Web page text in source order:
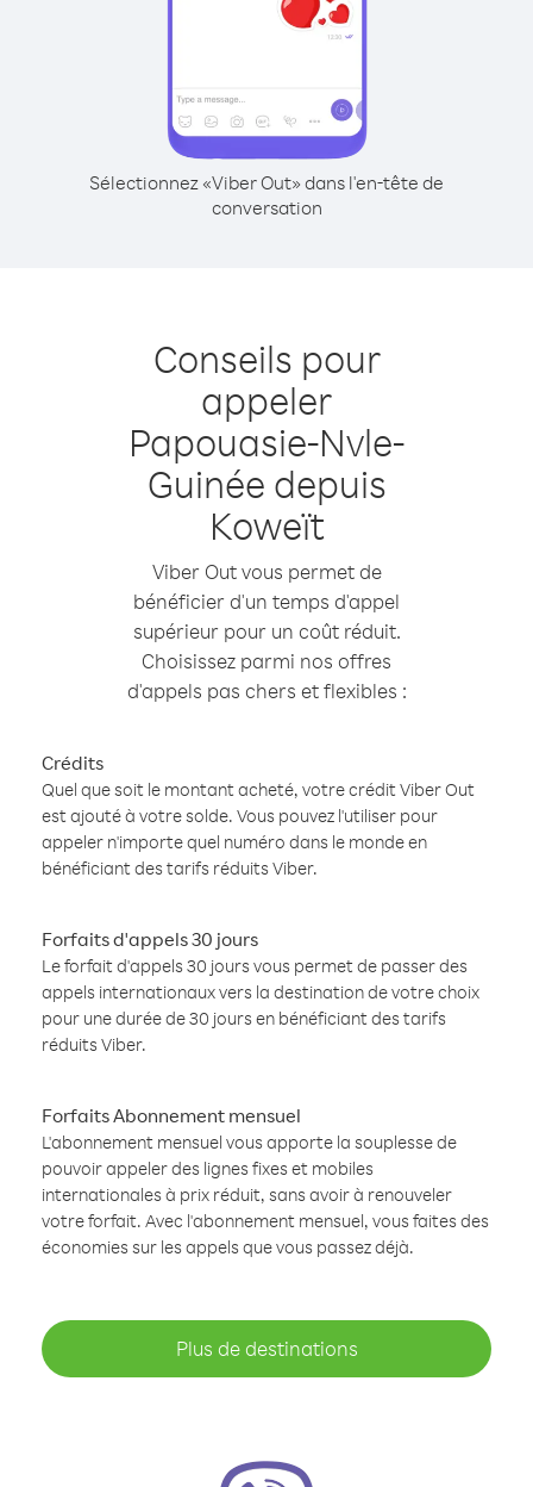
Sélectionnez «Viber Out» dans l'en-tête de
conversation
Conseils pour
appeler
Papouasie-Nvle-
Guinée depuis
Koweït
Viber Out vous permet de
bénéficier d'un temps d'appel
supérieur pour un coût réduit.
Choisissez parmi nos offres
d'appels pas chers et flexibles :
Crédits
Quel que soit le montant acheté, votre crédit Viber Out
est ajouté à votre solde. Vous pouvez l'utiliser pour
appeler n'importe quel numéro dans le monde en
bénéficiant des tarifs réduits Viber.
Forfaits d'appels 30 jours
Le forfait d'appels 30 jours vous permet de passer des
appels internationaux vers la destination de votre choix
pour une durée de 30 jours en bénéficiant des tarifs
réduits Viber.
Forfaits Abonnement mensuel
L'abonnement mensuel vous apporte la souplesse de
pouvoir appeler des lignes fixes et mobiles
internationales à prix réduit, sans avoir à renouveler
votre forfait. Avec l'abonnement mensuel, vous faites des
économies sur les appels que vous passez déjà.
Plus de destinations